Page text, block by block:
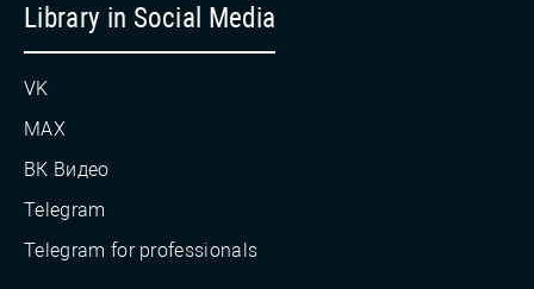
Library in Social Media
VK
MAX
ВК Видео
Telegram
Telegram for professionals